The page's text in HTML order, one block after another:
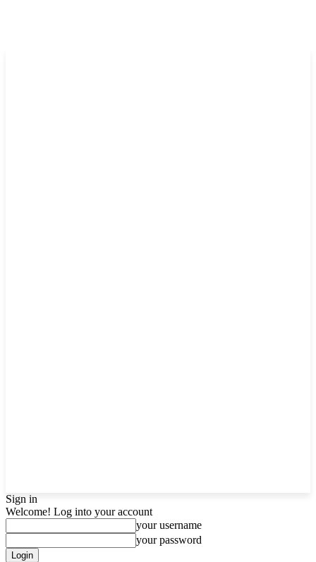
Sign in
Welcome! Log into your account
your username
your password